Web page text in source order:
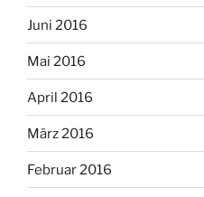
Juni 2016
Mai 2016
April 2016
März 2016
Februar 2016